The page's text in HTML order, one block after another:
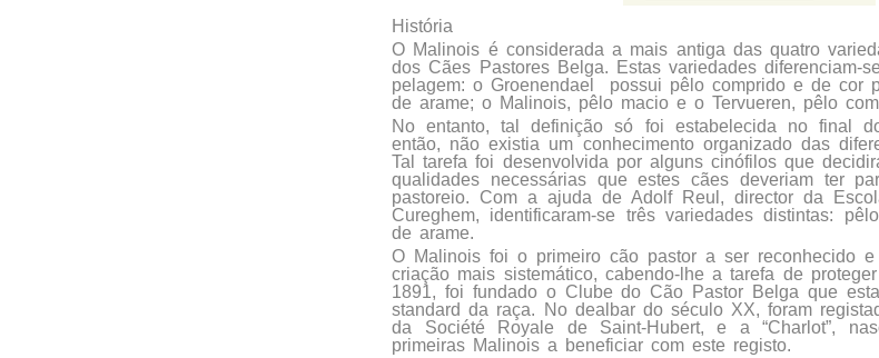
História
O Malinois é considerada a mais antiga das quatro
dos Cães Pastores Belga. Estas variedades diferenciam-
pelagem: o Groenendael
possui pêlo comprido e de cor
de arame; o Malinois, pêlo macio e o Tervueren, pêlo
No entanto, tal definição só foi estabelecida no final
então, não existia um conhecimento organizado das
Tal tarefa foi desenvolvida por alguns cinófilos que
qualidades necessárias que estes cães deveriam ter
pastoreio. Com a ajuda de Adolf Reul, director da
Cureghem, identificaram-se três variedades distintas:
de arame.
O Malinois foi o primeiro cão pastor a ser reconhecido
criação mais sistemático, cabendo-lhe a tarefa de
1891, foi fundado o Clube do Cão Pastor Belga que
standard da raça. No dealbar do século XX, foram
da Société Royale de Saint-Hubert, e a “Charlot”,
primeiras Malinois a beneficiar com este registo.